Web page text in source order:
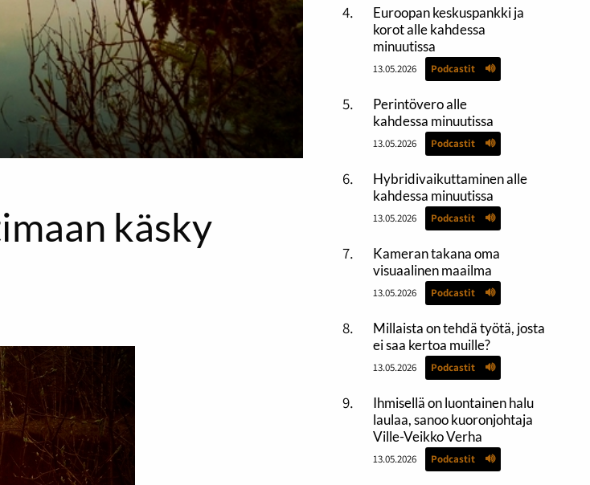
käsky
Euroopan keskuspankki ja
korot alle kahdessa
minuutissa
13.05.2026 Podcastit
Perintövero alle
kahdessa minuutissa
13.05.2026 Podcastit
Hybridivaikuttaminen alle
kahdessa minuutissa
13.05.2026 Podcastit
Kameran takana oma
visuaalinen maailma
13.05.2026 Podcastit
Millaista on tehdä työtä, josta
ei saa kertoa muille?
13.05.2026 Podcastit
Ihmisellä on luontainen halu
laulaa, sanoo kuoronjohtaja
Ville-Veikko Verha
13.05.2026 Podcastit